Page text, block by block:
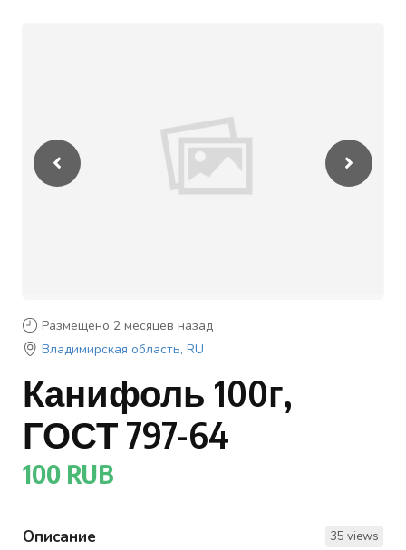
Размещено 2 месяцев назад
Владимирская область, RU
Канифоль 100г,
ГОСТ 797-64
100 RUB
Описание 35 views